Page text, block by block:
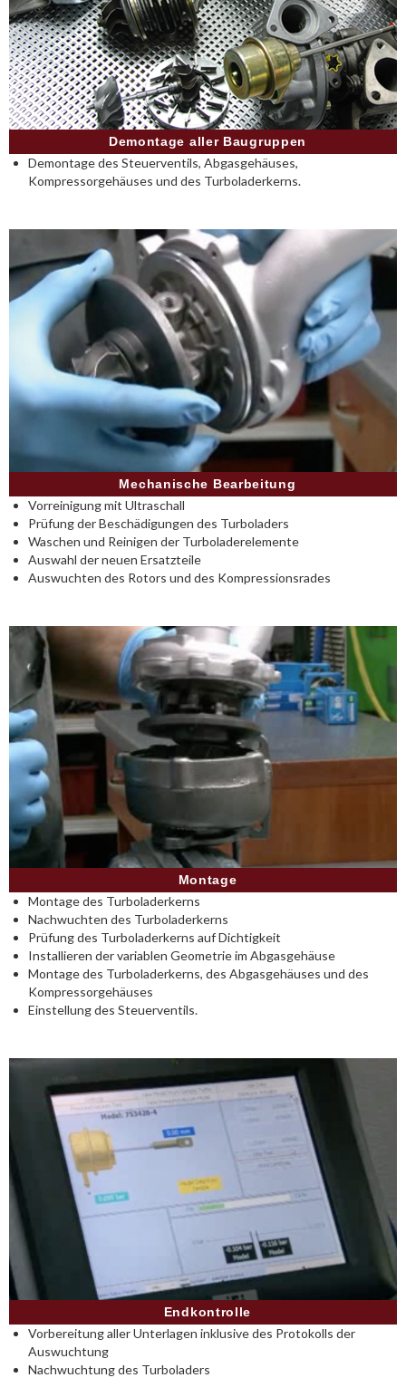
Demontage aller Baugruppen
Demontage des Steuerventils, Abgasgehäuses,
Kompressorgehäuses und des Turboladerkerns.
Mechanische Bearbeitung
Vorreinigung mit Ultraschall
Prüfung der Beschädigungen des Turboladers
Waschen und Reinigen der Turboladerelemente
Auswahl der neuen Ersatzteile
Auswuchten des Rotors und des Kompressionsrades
Montage
Montage des Turboladerkerns
Nachwuchten des Turboladerkerns
Prüfung des Turboladerkerns auf Dichtigkeit
Installieren der variablen Geometrie im Abgasgehäuse
Montage des Turboladerkerns, des Abgasgehäuses und des
Kompressorgehäuses
Einstellung des Steuerventils.
Endkontrolle
Vorbereitung aller Unterlagen inklusive des Protokolls der
Auswuchtung
Nachwuchtung des Turboladers